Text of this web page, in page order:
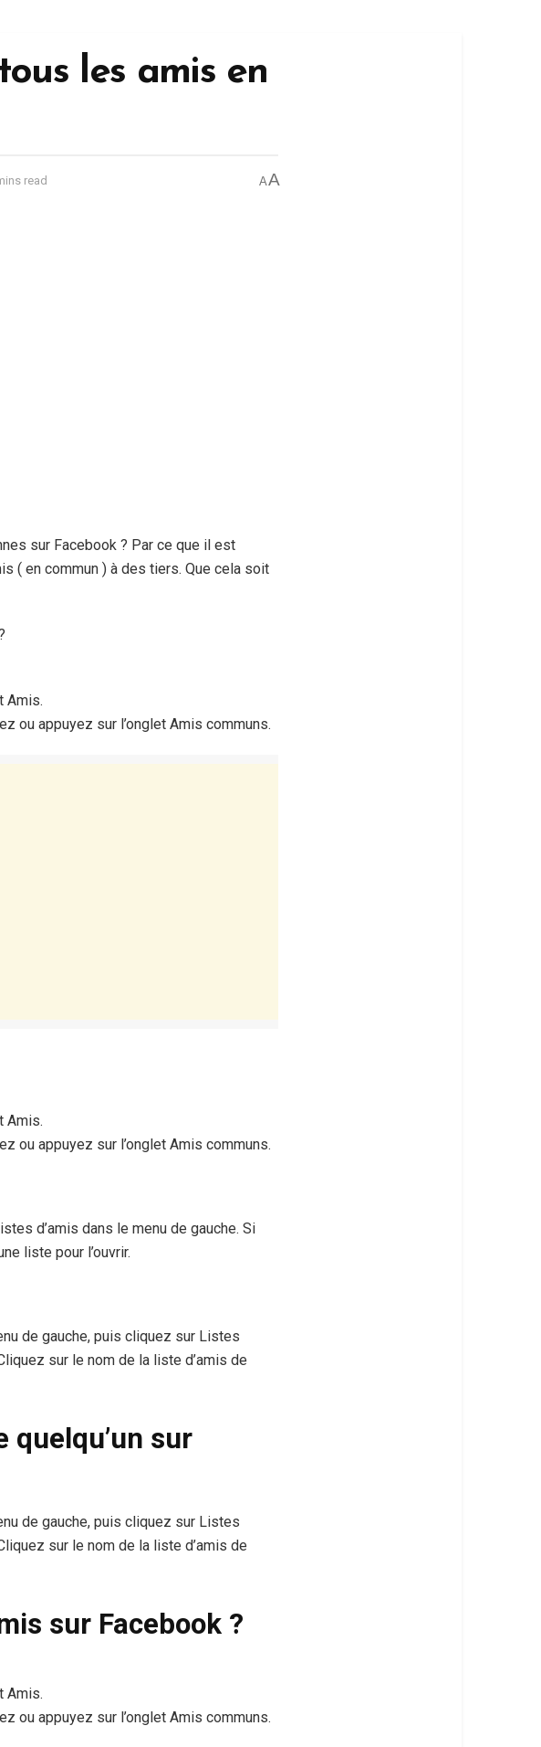
les amis en
read AA
sur Facebook ? Par ce que il est
( en commun ) à des tiers. Que cela soit
Amis.
ou appuyez sur l’onglet Amis communs.
Amis.
ou appuyez sur l’onglet Amis communs.
d’amis dans le menu de gauche. Si
liste pour l’ouvrir.
de gauche, puis cliquez sur Listes
sur le nom de la liste d’amis de
quelqu’un sur
de gauche, puis cliquez sur Listes
sur le nom de la liste d’amis de
sur Facebook ?
Amis.
ou appuyez sur l’onglet Amis communs.